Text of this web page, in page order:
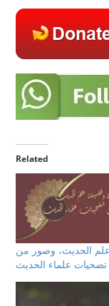
Related
الحديث، وصور من
تضحيات علماء الحديث